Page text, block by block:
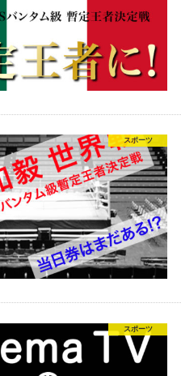
スポーツ
スポーツ